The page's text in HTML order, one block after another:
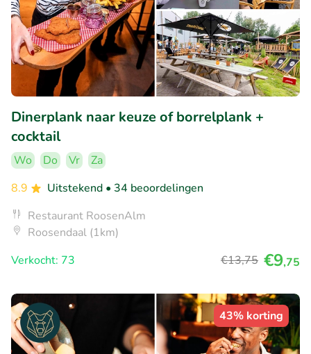
Dinerplank naar keuze of borrelplank +
cocktail
Wo Do Vr
Za
8.9
Uitstekend • 34 beoordelingen
Restaurant RoosenAlm
Roosendaal (1km)
Verkocht: 73
€13,75 €9,75
43% korting